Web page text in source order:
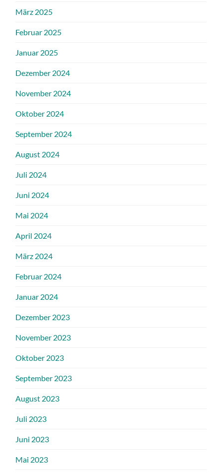
März 2025
Februar 2025
Januar 2025
Dezember 2024
November 2024
Oktober 2024
September 2024
August 2024
Juli 2024
Juni 2024
Mai 2024
April 2024
März 2024
Februar 2024
Januar 2024
Dezember 2023
November 2023
Oktober 2023
September 2023
August 2023
Juli 2023
Juni 2023
Mai 2023